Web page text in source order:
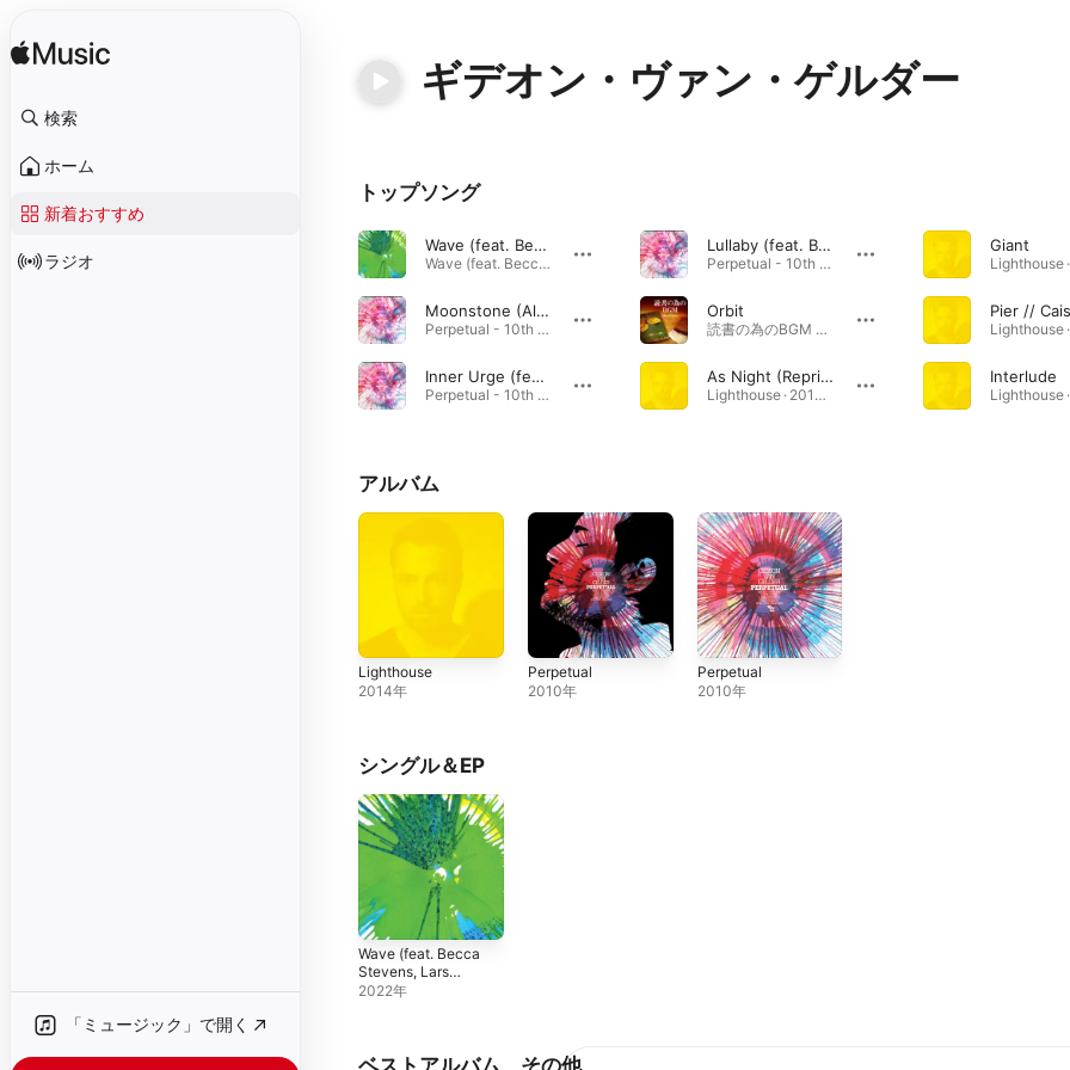
検索
ホーム
新着おすすめ
ラジオ
「ミュージック」で開く
ギデオン・ヴァン・ゲルダー
トップソング
Wave (feat. Becca Stevens, Lars Dietrich, Lucas Pino, Rick Rosato & Flin van Hemmen) [Single Version]
Wave (feat. Becca Stevens, Lars Dietrich, Lucas Pino, Rick Rosato & Flin van Hemmen) [Single Version] · 2022年
Moonstone (Alternate Take)
Perpetual - 10th Anniversary Edition · 2021年
Inner Urge (feat. Rick Rosato & Flin van Hemmen) [2021 Remaster]
Perpetual - 10th Anniversary Edition · 2021年
Lullaby (feat. Becca Stevens, Lucas Pino, Rick Rosato & Flin van Hemmen) [2021 Remaster]
Perpetual - 10th Anniversary Edition · 2021年
Orbit
読書の為のBGM -Jazz Piano- · 2014年
As Night (Reprise)
Lighthouse · 2014年
Giant
Pier // Cais
Interlude
アルバム
Lighthouse
2014年
Perpetual
2010年
Perpetual
2010年
シングル＆EP
Wave (feat. Becca
Stevens, Lars
Dietrich, Lucas
Version]
2022年
ベストアルバム、その他